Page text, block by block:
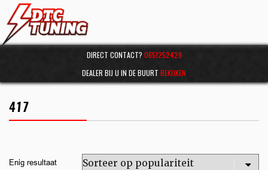
DIRECT CONTACT? 0651252429
DEALER BIJ U IN DE BUURT BEKIJKEN
417
Enig resultaat